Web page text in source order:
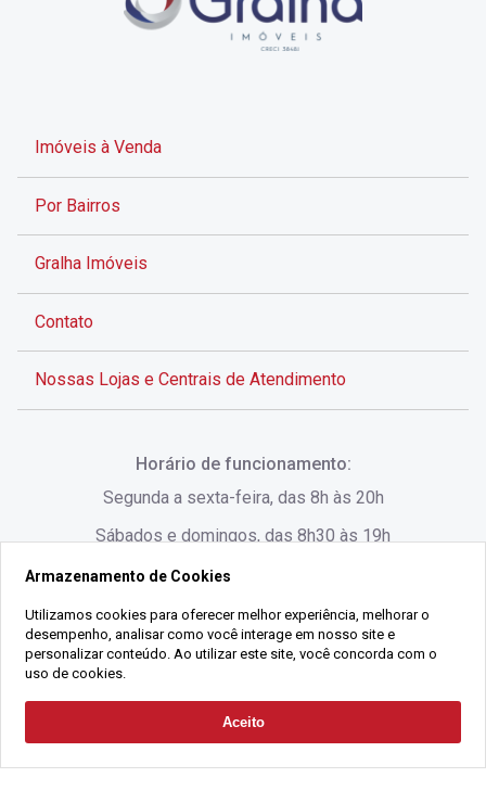
Solicitar Contato
Imóveis à Venda
Por Bairros
Gralha Imóveis
Contato
Nossas Lojas e Centrais de Atendimento
Rua Lauro Linhares, 1080 - Trindade, Florianópolis -
SC
(48) 3220-1045
Alameda César Nascimento, 549, Salas 1, 2 e 3 -
Jurerê, - Florianópolis - SC
Horário de funcionamento:
Segunda a sexta-feira, das 8h às 20h
Sábados e domingos, das 8h30 às 19h
2021 Copyright - Gralha Imóveis CRECI 008060/O - Todos os direitos
CNPJ:18.091.083/0001-37
Armazenamento de Cookies
Utilizamos cookies para oferecer melhor experiência, melhorar o
desempenho, analisar como você interage em nosso site e
personalizar conteúdo. Ao utilizar este site, você concorda com o
uso de cookies.
Aceito